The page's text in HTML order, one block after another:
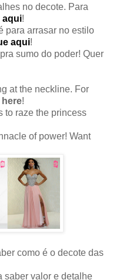
no decote. Para
aqui!
para arrasar no estilo
aqui!
sumo do poder! Quer
at the neckline. For
!
to raze the princess
of power! Want
como é o decote das
saber valor e detalhe